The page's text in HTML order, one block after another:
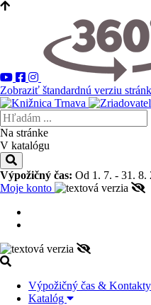
Zobraziť štandardnú verziu
Na stránke
V katalógu
Výpožičný čas: Od 1. 7. - 31. 8.
Moje konto
Výpožičný čas & Kontakty
Katalóg